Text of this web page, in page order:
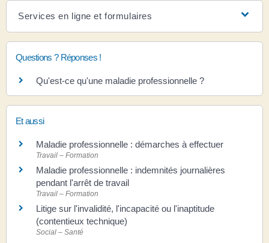
Services en ligne et formulaires
Questions ? Réponses !
Qu'est-ce qu'une maladie professionnelle ?
Et aussi
Maladie professionnelle : démarches à effectuer
Travail – Formation
Maladie professionnelle : indemnités journalières
pendant l'arrêt de travail
Travail – Formation
Litige sur l'invalidité, l'incapacité ou l'inaptitude
(contentieux technique)
Social – Santé